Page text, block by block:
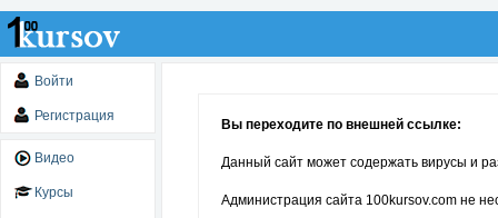
Войти
Регистрация
Видео
Курсы
Вы переходите по внешней ссылке:
Данный сайт может содержать вирусы и
Администрация сайта 100kursov.com не